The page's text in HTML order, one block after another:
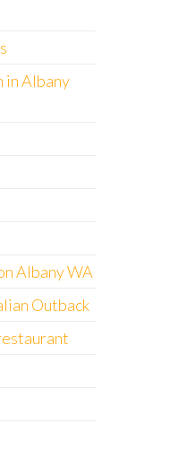
in Albany
Albany WA
Outback